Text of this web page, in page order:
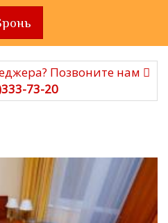
Позвоните нам
73-20